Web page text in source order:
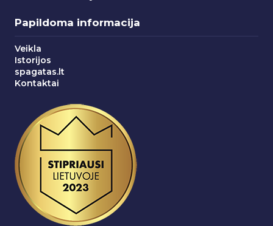
Papildoma informacija
Veikla
Istorijos
spagatas.lt
Kontaktai